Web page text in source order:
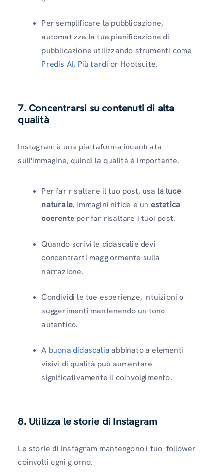
Per semplificare la pubblicazione,
automatizza la tua pianificazione di
pubblicazione utilizzando strumenti come
Predis AI, Più tardi or Hootsuite.
7. Concentrarsi su contenuti di alta
qualità
Instagram è una piattaforma incentrata
sull'immagine, quindi la qualità è importante.
Per far risaltare il tuo post, usa la luce
naturale, immagini nitide e un estetica
coerente per far risaltare i tuoi post.
Quando scrivi le didascalie devi
concentrarti maggiormente sulla
narrazione.
Condividi le tue esperienze, intuizioni o
suggerimenti mantenendo un tono
autentico.
A buona didascalia abbinato a elementi
visivi di qualità può aumentare
significativamente il coinvolgimento.
8. Utilizza le storie di Instagram
Le storie di Instagram mantengono i tuoi follower
coinvolti ogni giorno.